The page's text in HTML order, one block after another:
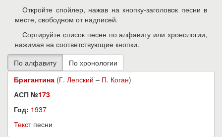
Откройте спойлер, нажав на кнопку-заголовок песни в
месте, свободном от надписей.
Сортируйте список песен по алфавиту или хронологии,
нажимая на соответствующие кнопки.
Бригантина (Г. Лепский – П. Коган)
АСП №173
Год: 1937
Текстпесни